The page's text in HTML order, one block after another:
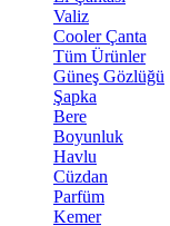
Valiz
Cooler Çanta
Tüm Ürünler
Güneş Gözlüğü
Şapka
Bere
Boyunluk
Havlu
Cüzdan
Parfüm
Kemer